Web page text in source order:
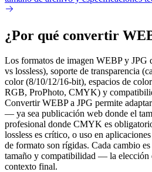
¿Por qué convertir
Los formatos de imagen WEBP y JPG
vs lossless), soporte de transparencia
color (8/10/12/16-bit), espacios de
RGB, ProPhoto, CMYK) y
Convertir WEBP a JPG permite
— ya sea publicación web donde el
profesional donde CMYK es
lossless es crítico, o uso en
de formato son rígidas. Cada cambio
tamaño y compatibilidad — la elección
contexto final.